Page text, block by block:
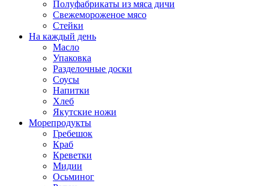
Полуфабрикаты из мяса дичи
Свежемороженое мясо
Стейки
На каждый день
Масло
Упаковка
Разделочные доски
Соусы
Напитки
Хлеб
Якутские ножи
Морепродукты
Гребешок
Краб
Креветки
Мидии
Осьминог